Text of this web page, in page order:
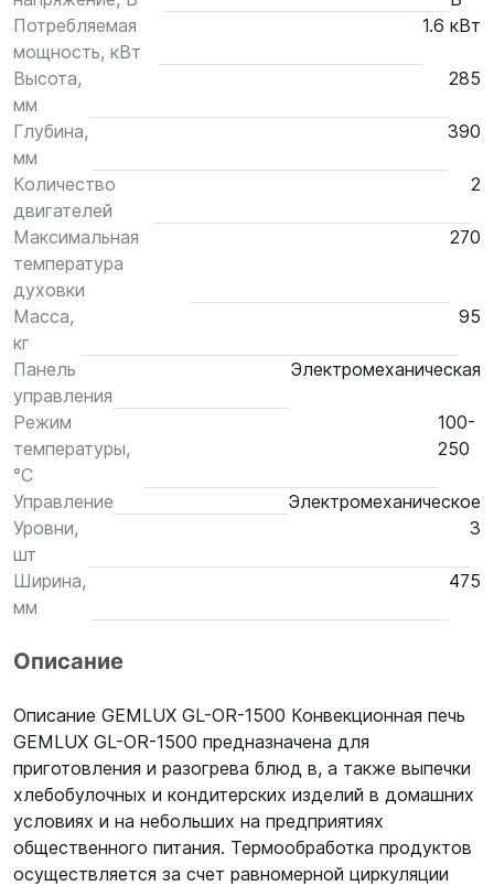
Потребляемая
мощность, кВт
1.6 кВт
Высота,
мм
285
Глубина,
мм
390
Количество
двигателей
2
Максимальная
температура
духовки
270
Масса,
кг
95
Панель
управления
Электромеханическая
Режим
температуры,
°С
100-
250
Управление
Электромеханическое
Уровни,
шт
3
Ширина,
мм
475
Описание
Описание GEMLUX GL-OR-1500 Конвекционная печь
GEMLUX GL-OR-1500 предназначена для
приготовления и разогрева блюд в, а также выпечки
хлебобулочных и кондитерских изделий в домашних
условиях и на небольших на предприятиях
общественного питания. Термообработка продуктов
осуществляется за счет равномерной циркуляции